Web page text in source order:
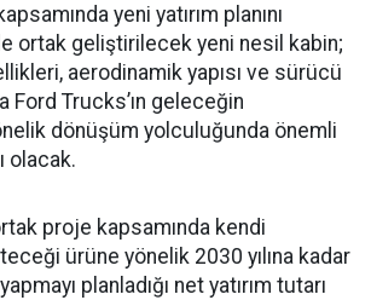
yeni yatırım planını
ile ortak geliştirilecek yeni nesil kabin;
aerodinamik yapısı ve sürücü
Ford Trucks’ın geleceğin
dönüşüm yolculuğunda önemli
olacak.
proje kapsamında kendi
ürüne yönelik 2030 yılına kadar
planladığı net yatırım tutarı